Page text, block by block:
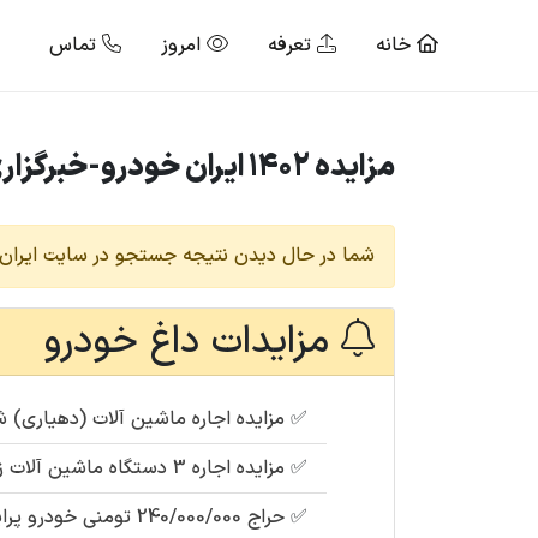
خانه تعرفه امروز تماس
مزایده 1402 ایران خودرو-خبرگزاری مزایده خودرو ایران| ایران مزایده
شما در حال دیدن نتیجه جستجو در سایت
مزایدات داغ خودرو
✅مزایده اجاره ماشین آلات (دهیاری) شامل :
✅مزایده اجاره 3 دستگاه ماشین آلات زیر قیمت (دهیاری) شامل : تراکتور 485 مدل 1401 ، نیسان ، بیل زنجیری
✅حراج 240/000/000 تومنی خودرو پراید سایپا تیپ ۱۳۱ مدل : 1391 (مصادره ای دولت) + نظر کارشناسی